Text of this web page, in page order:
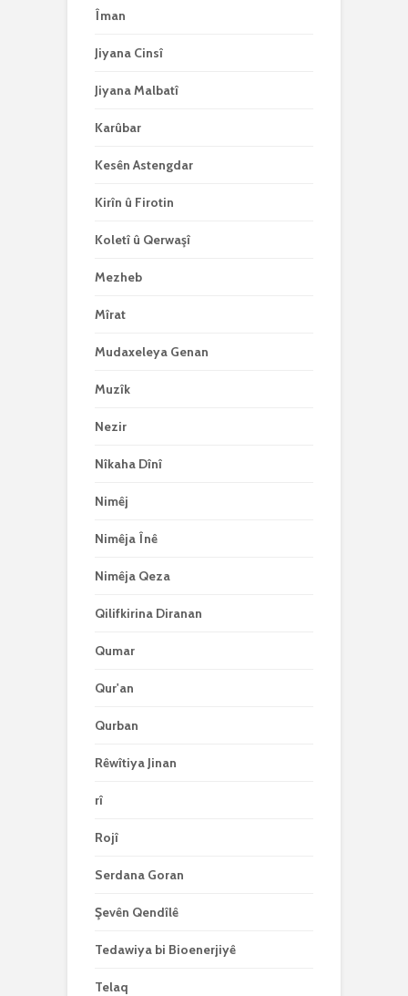
Îman
Jiyana Cinsî
Jiyana Malbatî
Karûbar
Kesên Astengdar
Kirîn û Firotin
Koletî û Qerwaşî
Mezheb
Mîrat
Mudaxeleya Genan
Muzîk
Nezir
Nîkaha Dînî
Nimêj
Nimêja Înê
Nimêja Qeza
Qilifkirina Diranan
Qumar
Qur'an
Qurban
Rêwîtiya Jinan
rî
Rojî
Serdana Goran
Şevên Qendîlê
Tedawiya bi Bioenerjiyê
Telaq